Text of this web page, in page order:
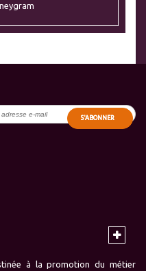
S'ABONNER
à la promotion du métier